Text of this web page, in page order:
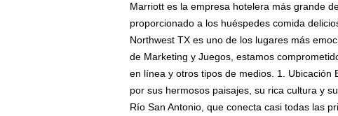
Marriott es la empresa hotelera más grande
proporcionado a los huéspedes comida
Northwest TX es uno de los lugares más
de Marketing y Juegos, estamos
en línea y otros tipos de medios. 1. Ubicación
por sus hermosos paisajes, su rica cultura y
Río San Antonio, que conecta casi todas las